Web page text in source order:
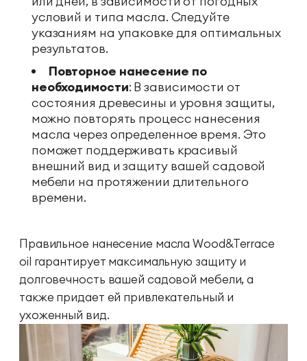
условий и типа масла. Следуйте
указаниям на упаковке для оптимальных
результатов.
Повторное нанесение по
необходимости: В зависимости от
состояния древесины и уровня защиты,
можно повторять процесс нанесения
масла через определенное время. Это
поможет поддерживать красивый
внешний вид и защиту вашей садовой
мебели на протяжении длительного
времени.
Правильное нанесение масла Wood&Terrace
oil гарантирует максимальную защиту и
долговечность вашей садовой мебели, а
также придает ей привлекательный и
ухоженный вид.